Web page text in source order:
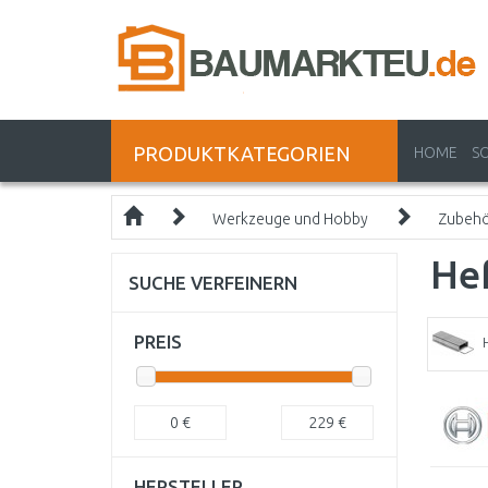
PRODUKTKATEGORIEN HOME
Werkzeuge und Hobby
SUCHE VERFEINERN
PREIS
0 € 229 €